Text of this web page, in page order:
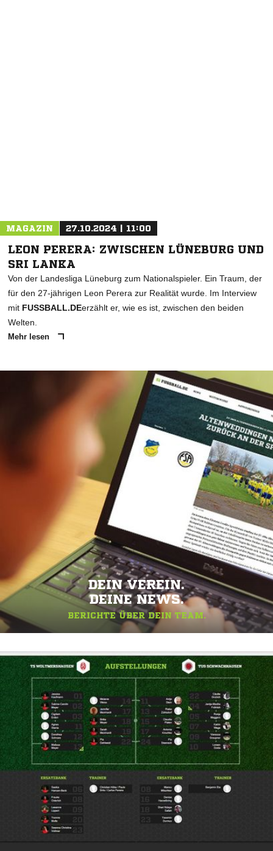
MAGAZIN 27.10.2024 | 11:00
LEON PERERA: ZWISCHEN LÜNEBURG UND
SRI LANKA
Von der Landesliga Lüneburg zum Nationalspieler. Ein Traum, der
für den 27-jährigen Leon Perera zur Realität wurde. Im Interview
mit FUSSBALL.DEerzählt er, wie es ist, zwischen den beiden
Welten.
Mehr lesen
DEIN VEREIN.
DEINE NEWS.
BERICHTE ÜBER DEIN TEAM.